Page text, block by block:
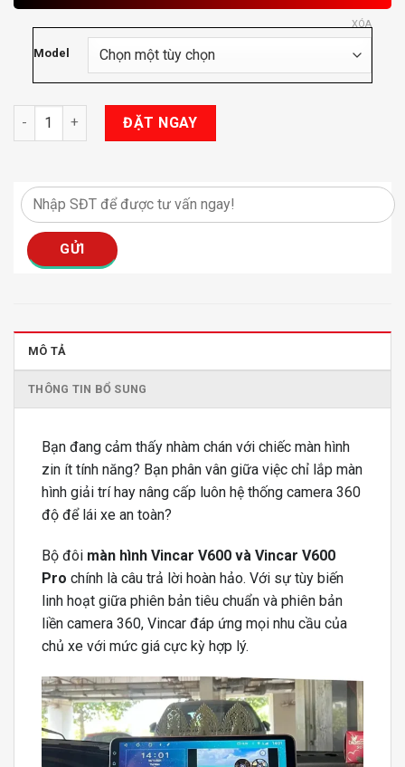
Model
XÓA
Màn Hình Vincar V600 số lượng
ĐẶT NGAY
MÔ TẢ
THÔNG TIN BỔ SUNG
Bạn đang cảm thấy nhàm chán với chiếc màn hình
zin ít tính năng? Bạn phân vân giữa việc chỉ lắp màn
hình giải trí hay nâng cấp luôn hệ thống camera 360
độ để lái xe an toàn?
Bộ đôi màn hình Vincar V600 và Vincar V600
Pro chính là câu trả lời hoàn hảo. Với sự tùy biến
linh hoạt giữa phiên bản tiêu chuẩn và phiên bản
liền camera 360, Vincar đáp ứng mọi nhu cầu của
chủ xe với mức giá cực kỳ hợp lý.